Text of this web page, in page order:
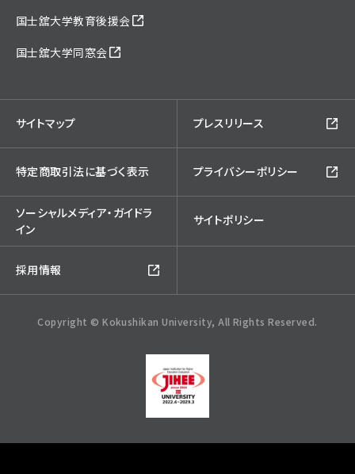
国士舘大学教育後援会
国士舘大学同窓会
サイトマップ プレスリリース
特定商取引法に基づく表示 プライバシーポリシー
ソーシャルメディア・ガイドラ
イン
サイトポリシー
採用情報
Copyright © Kokushikan University, All Rights Reserved.